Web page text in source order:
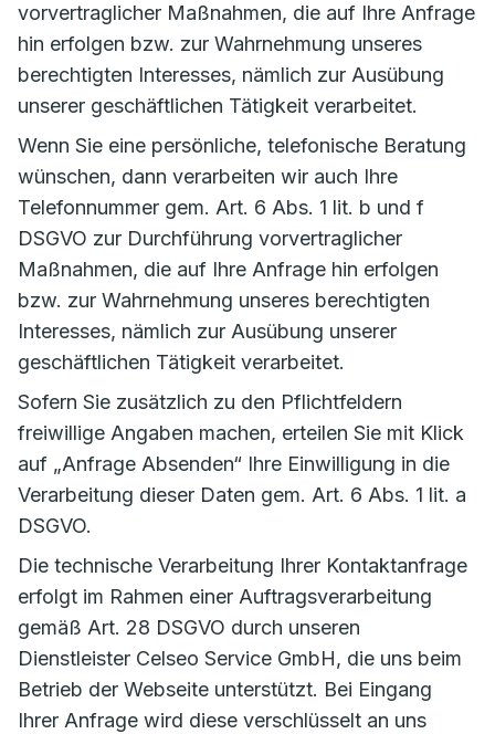
vorvertraglicher Maßnahmen, die auf Ihre Anfrage
hin erfolgen bzw. zur Wahrnehmung unseres
berechtigten Interesses, nämlich zur Ausübung
unserer geschäftlichen Tätigkeit verarbeitet.
Wenn Sie eine persönliche, telefonische Beratung
wünschen, dann verarbeiten wir auch Ihre
Telefonnummer gem. Art. 6 Abs. 1 lit. b und f
DSGVO zur Durchführung vorvertraglicher
Maßnahmen, die auf Ihre Anfrage hin erfolgen
bzw. zur Wahrnehmung unseres berechtigten
Interesses, nämlich zur Ausübung unserer
geschäftlichen Tätigkeit verarbeitet.
Sofern Sie zusätzlich zu den Pflichtfeldern
freiwillige Angaben machen, erteilen Sie mit Klick
auf „Anfrage Absenden“ Ihre Einwilligung in die
Verarbeitung dieser Daten gem. Art. 6 Abs. 1 lit. a
DSGVO.
Die technische Verarbeitung Ihrer Kontaktanfrage
erfolgt im Rahmen einer Auftragsverarbeitung
gemäß Art. 28 DSGVO durch unseren
Dienstleister Celseo Service GmbH, die uns beim
Betrieb der Webseite unterstützt. Bei Eingang
Ihrer Anfrage wird diese verschlüsselt an uns